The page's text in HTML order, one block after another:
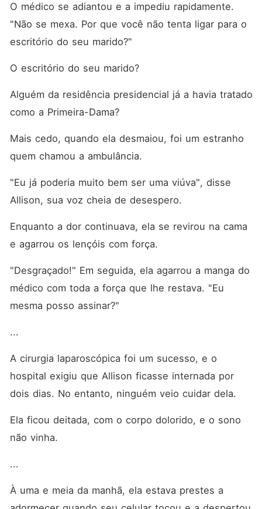
O médico se adiantou e a impediu rapidamente.
"Não se mexa. Por que você não tenta ligar para o
escritório do seu marido?"
O escritório do seu marido?
Alguém da residência presidencial já a havia tratado
como a Primeira-Dama?
Mais cedo, quando ela desmaiou, foi um estranho
quem chamou a ambulância.
"Eu já poderia muito bem ser uma viúva", disse
Allison, sua voz cheia de desespero.
Enquanto a dor continuava, ela se revirou na cama
e agarrou os lençóis com força.
"Desgraçado!" Em seguida, ela agarrou a manga do
médico com toda a força que lhe restava. "Eu
mesma posso assinar?"
...
A cirurgia laparoscópica foi um sucesso, e o
hospital exigiu que Allison ficasse internada por
dois dias. No entanto, ninguém veio cuidar dela.
Ela ficou deitada, com o corpo dolorido, e o sono
não vinha.
...
À uma e meia da manhã, ela estava prestes a